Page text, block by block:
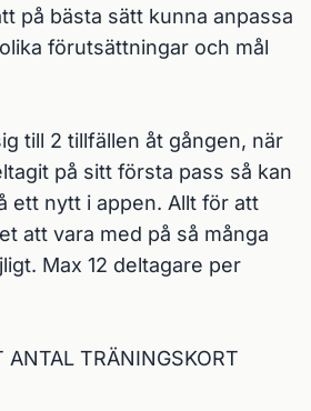
på bästa sätt kunna anpassa
förutsättningar och mål
till 2 tillfällen åt gången, när
på sitt första pass så kan
ett nytt i appen. Allt för att
att vara med på så många
Max 12 deltagare per
ANTAL TRÄNINGSKORT